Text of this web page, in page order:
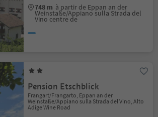
748 m à partir de Eppan an der
Weinstaße/Appiano sulla Strada del
Vino centre de
Pension Etschblick
Frangart/Frangarto, Eppan an der
Weinstaße/Appiano sulla Strada del Vino, Alto
Adige Wine Road